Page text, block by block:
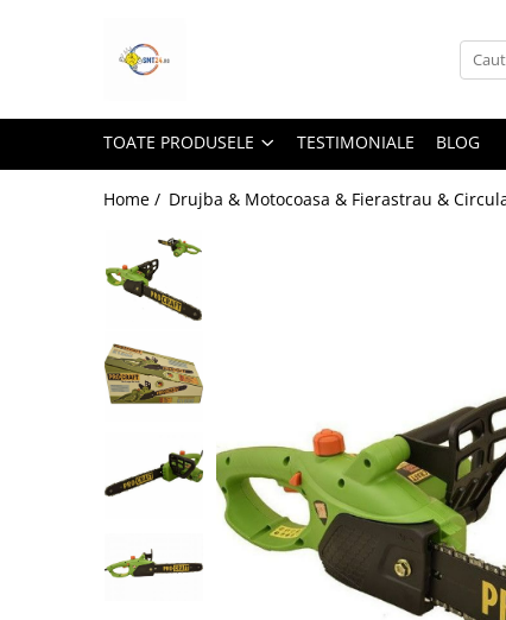
Toate Produsele
Accesorii Electrice
Lampi Solare Stradale
Led Bar & Proiectoare Auto
Proiectoare Auto,Atv,Moto
Camere Video Supraveghere
Compresoare & Generatoare
Compresoare Aer
Generatoare Curent
TOATE PRODUSELE TESTIMONIALE BLOG
Home / Drujba & Motocoasa & Fierastrau &